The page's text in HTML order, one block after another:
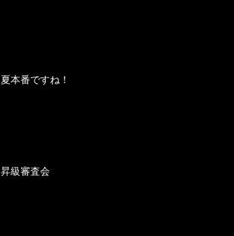
夏本番ですね！
昇級審査会